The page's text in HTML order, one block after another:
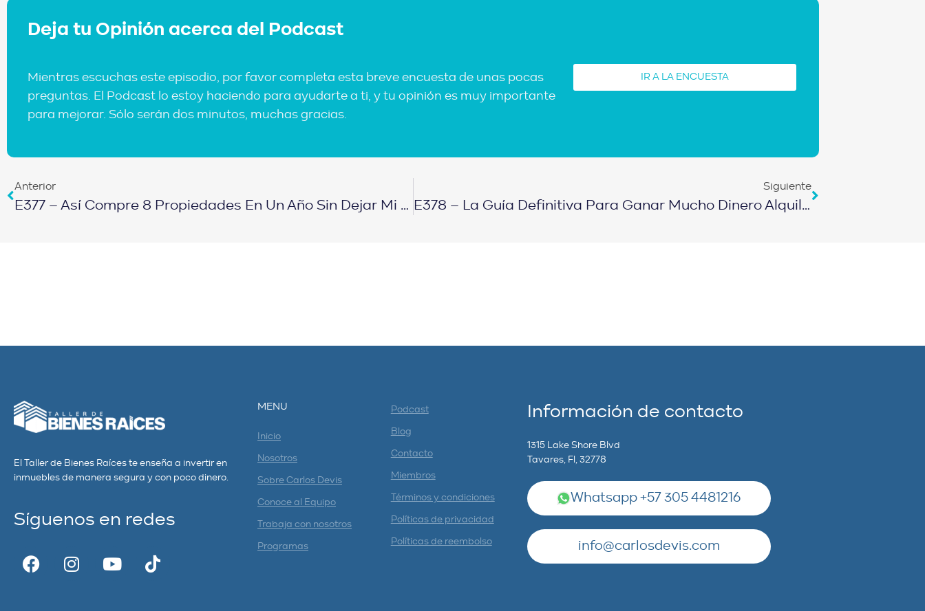
Deja tu Opinión acerca del Podcast
Mientras escuchas este episodio, por favor completa esta breve encuesta de unas pocas
preguntas. El Podcast lo estoy haciendo para ayudarte a ti, y tu opinión es muy importante
para mejorar. Sólo serán dos minutos, muchas gracias.
IR A LA ENCUESTA
Anterior
E377 – Así Compre 8 Propiedades En Un Año Sin Dejar Mi Empleo
Siguiente
E378 – La Guía Definitiva Para Ganar Mucho Dinero Alquilando Camas
El Taller de Bienes Raíces te enseña a invertir en
inmuebles de manera segura y con poco dinero.
Síguenos en redes
MENU
Inicio
Nosotros
Sobre Carlos Devis
Conoce al Equipo
Trabaja con nosotros
Programas
Podcast
Blog
Contacto
Miembros
Términos y condiciones
Políticas de privacidad
Políticas de reembolso
Información de contacto
1315 Lake Shore Blvd
Tavares, Fl, 32778
Whatsapp +57 305 4481216
info@carlosdevis.com